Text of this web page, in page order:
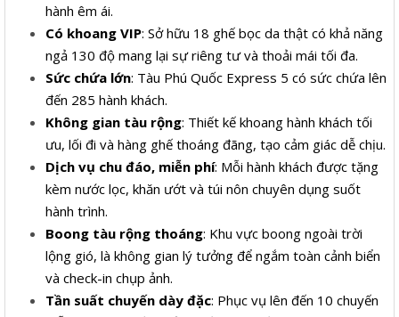
hành êm ái.
Có khoang VIP: Sở hữu 18 ghế bọc da thật có khả năng
ngả 130 độ mang lại sự riêng tư và thoải mái tối đa.
Sức chứa lớn: Tàu Phú Quốc Express 5 có sức chứa lên
đến 285 hành khách.
Không gian tàu rộng: Thiết kế khoang hành khách tối
ưu, lối đi và hàng ghế thoáng đãng, tạo cảm giác dễ chịu.
Dịch vụ chu đáo, miễn phí: Mỗi hành khách được tặng
kèm nước lọc, khăn ướt và túi nôn chuyên dụng suốt
hành trình.
Boong tàu rộng thoáng: Khu vực boong ngoài trời
lộng gió, là không gian lý tưởng để ngắm toàn cảnh biển
và check-in chụp ảnh.
Tần suất chuyến dày đặc: Phục vụ lên đến 10 chuyến